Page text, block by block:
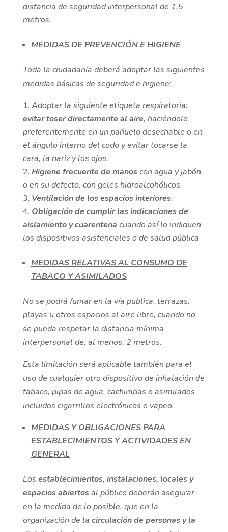
distancia de seguridad interpersonal de 1,5
metros.
MEDIDAS DE PREVENCIÓN E HIGIENE
Toda la ciudadanía deberá adoptar las siguientes
medidas básicas de seguridad e higiene:
Adoptar la siguiente etiqueta respiratoria:
evitar toser directamente al aire, haciéndolo
preferentemente en un pañuelo desechable o en
el ángulo interno del codo y evitar tocarse la
cara, la nariz y los ojos.
Higiene frecuente de manoscon agua y jabón,
o en su defecto, con geles hidroalcohólicos.
Ventilación de los espacios interiores.
Obligación de cumplir las indicaciones de
aislamiento y cuarentena cuando así lo indiquen
los dispositivos asistenciales o de salud pública
MEDIDAS RELATIVAS AL CONSUMO DE
TABACO Y ASIMILADOS
No se podrá fumar en la vía publica, terrazas,
playas u otros espacios al aire libre, cuando no
se pueda respetar la distancia mínima
interpersonal de, al menos, 2 metros.
Esta limitación será aplicable también para el
uso de cualquier otro dispositivo de inhalación de
tabaco, pipas de agua, cachimbas o asimilados
incluidos cigarrillos electrónicos o vapeo.
MEDIDAS Y OBLIGACIONES PARA
ESTABLECIMIENTOS Y ACTIVIDADES EN
GENERAL
Los establecimientos, instalaciones, locales y
espacios abiertosal público deberán asegurar
en la medida de lo posible, que en la
organización de la circulación de personas y la